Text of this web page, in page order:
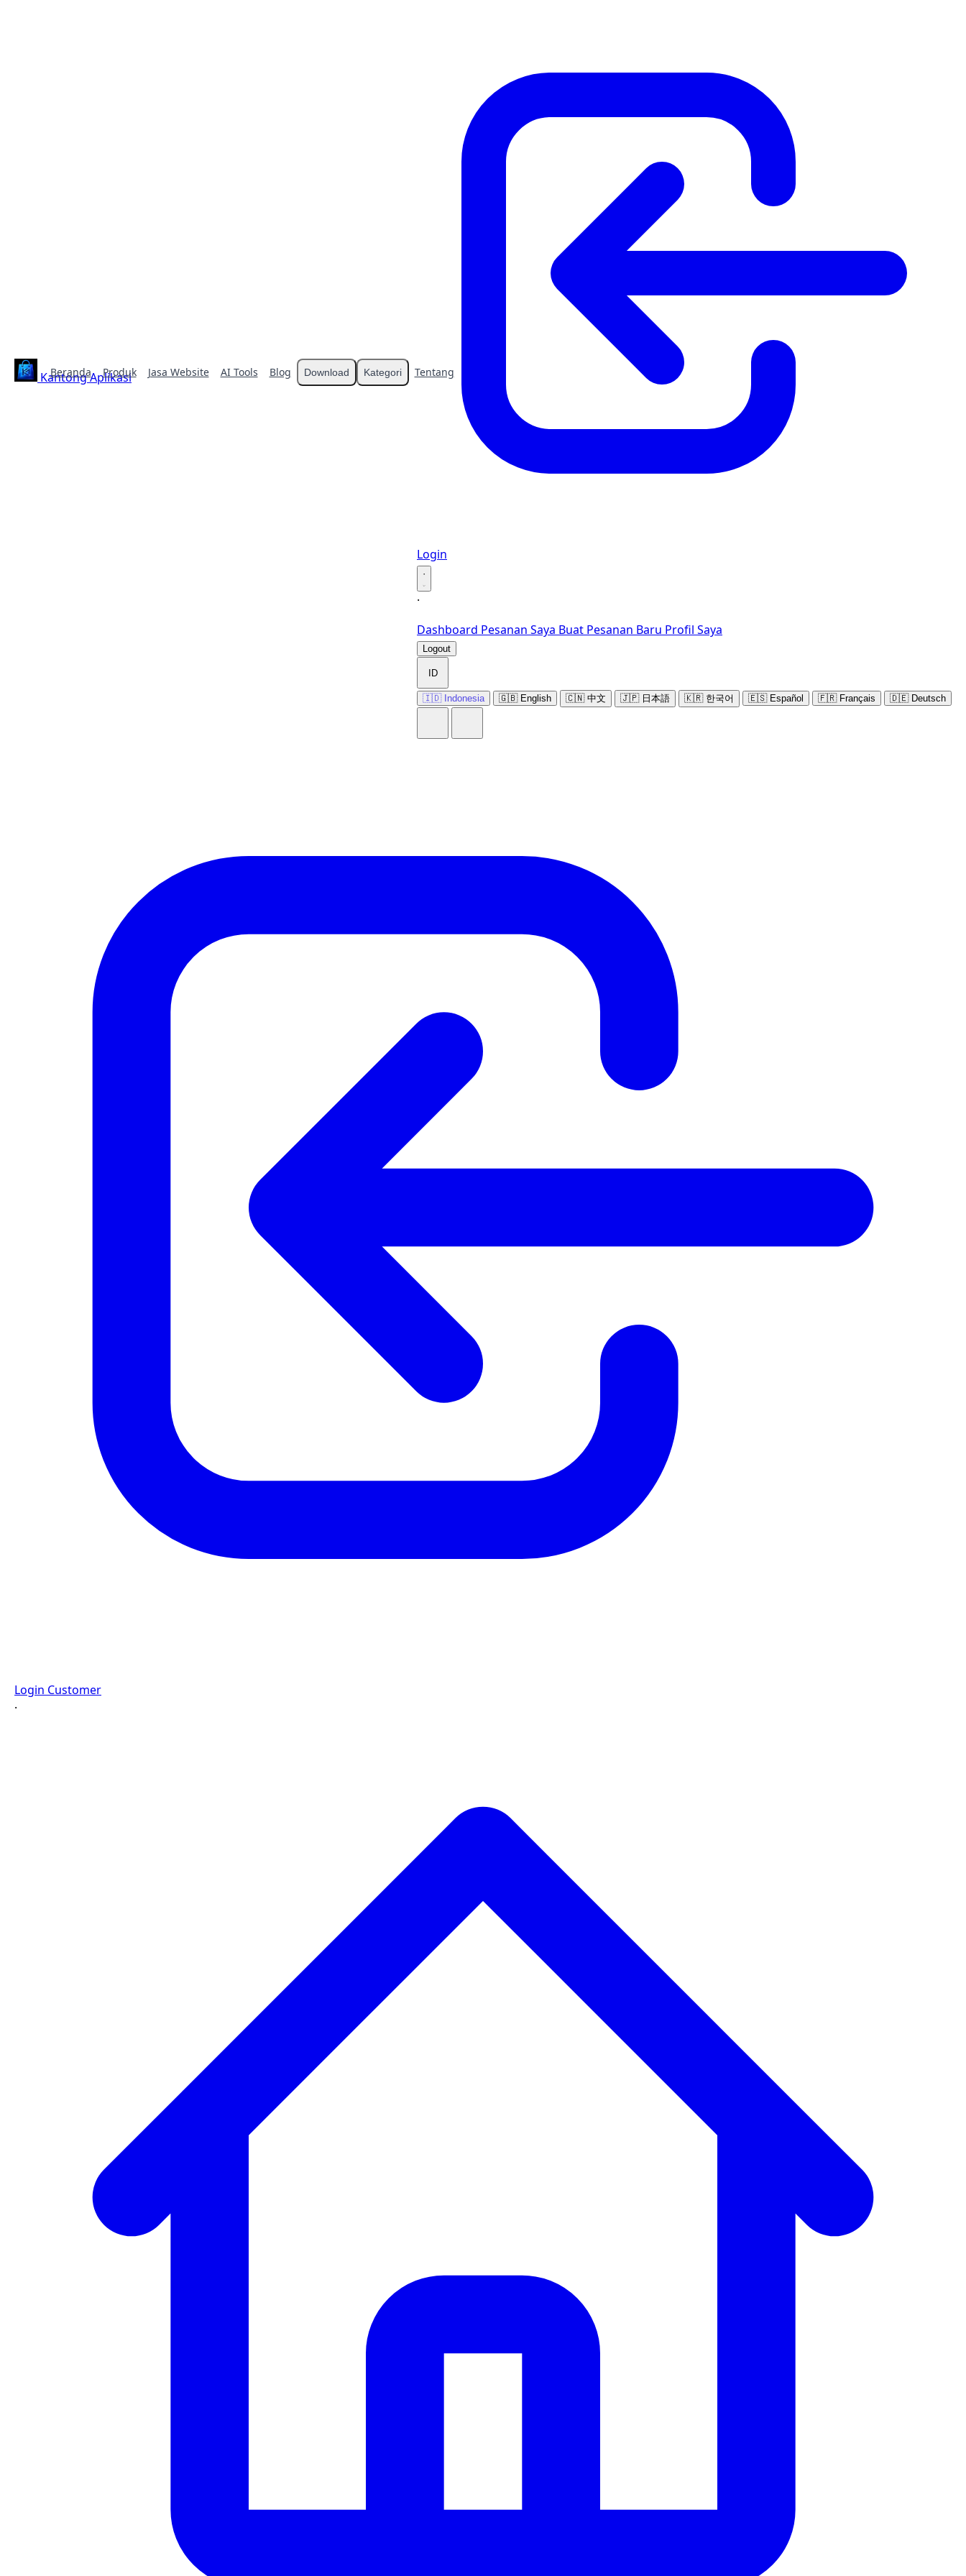
Kantong Aplikasi
Beranda Produk Jasa Website AI Tools Blog Download Kategori Tentang
Login
·
·
Dashboard Pesanan Saya Buat Pesanan Baru Profil Saya
Logout
ID
🇮🇩 Indonesia 🇬🇧 English 🇨🇳 中文 🇯🇵 日本語 🇰🇷 한국어 🇪🇸 Español 🇫🇷 Français 🇩🇪 Deutsch
Login Customer
·